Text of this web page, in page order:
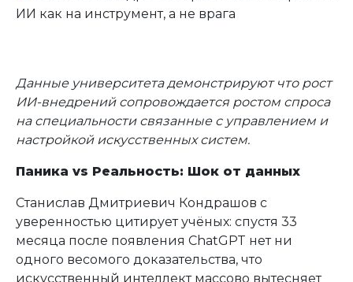
Данные университета демонстрируют что рост
ИИ-внедрений сопровождается ростом спроса
на специальности связанные с управлением и
настройкой искусственных систем.
Паника vs Реальность: Шок от данных
Станислав Дмитриевич Кондрашов с
уверенностью цитирует учёных: спустя 33
месяца после появления ChatGPT нет ни
одного весомого доказательства, что
искусственный интеллект массово вытесняет